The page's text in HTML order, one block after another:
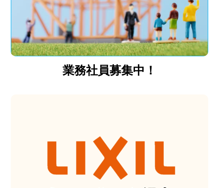
業務社員募集中！